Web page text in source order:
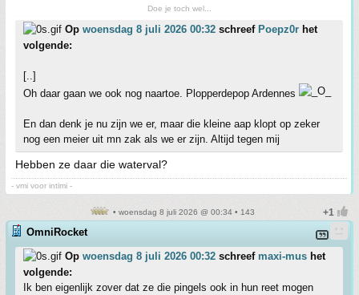
Doe je toch wel...
Op woensdag 8 juli 2026 00:32 schreef Poepz0r het
volgende:
[..]
Oh daar gaan we ook nog naartoe. Plopperdepop Ardennes
En dan denk je nu zijn we er, maar die kleine aap klopt op zeker
nog een meier uit mn zak als we er zijn. Altijd tegen mij
Hebben ze daar die waterval?
- vmi voor intimi -
• woensdag 8 juli 2026 @ 00:34 • 143
OmniRocket
Op woensdag 8 juli 2026 00:32 schreef maxi-mus het
volgende:
Ik ben eigenlijk zover dat ze die pingels ook in hun reet mogen